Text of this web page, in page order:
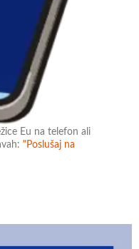
Eu na telefon ali
"Poslušaj na